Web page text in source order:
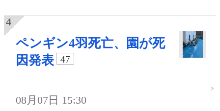
ペンギン4羽死亡、園が死
因発表
47
08月07日 15:30